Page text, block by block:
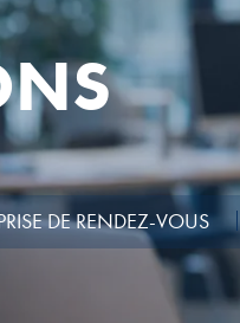
DE RENDEZ-VOUS